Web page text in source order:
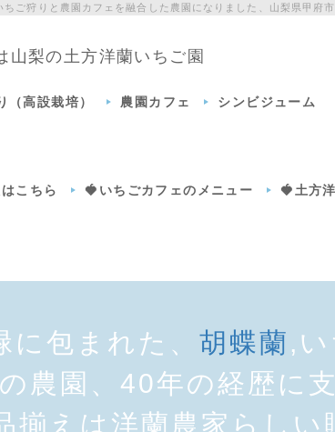
ご狩りと農園カフェを融合した農園になりました、山梨県甲府
山梨の土方洋蘭いちご園
（高設栽培） 農園カフェ シンビジューム
こちら 🍓いちごカフェのメニュー 🍓土方
包まれた、 胡蝶蘭 ,い
の農園、40年の経歴に支
揃えは洋蘭農家らしい